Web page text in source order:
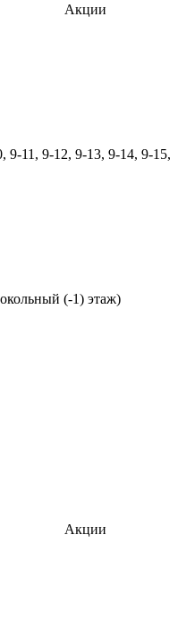
Акции
9-11, 9-12, 9-13, 9-14, 9-15,
(-1) этаж)
Акции